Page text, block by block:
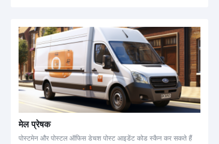
मेल प्रेषक
पोस्टमेन और पोस्टल ऑफिस डेचश पोस्ट आइडेंट कोड स्कैन कर सकते हैं